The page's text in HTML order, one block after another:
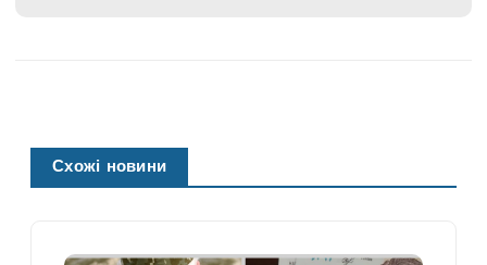
Схожі новини